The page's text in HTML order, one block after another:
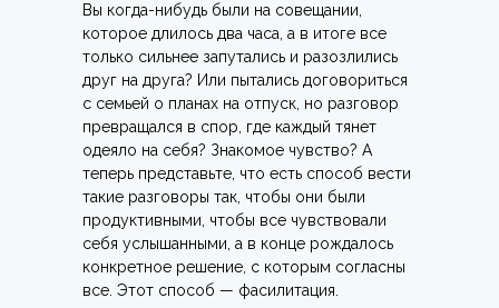
Вы когда-нибудь были на совещании,
которое длилось два часа, а в итоге все
только сильнее запутались и разозлились
друг на друга? Или пытались договориться
с семьей о планах на отпуск, но разговор
превращался в спор, где каждый тянет
одеяло на себя? Знакомое чувство? А
теперь представьте, что есть способ вести
такие разговоры так, чтобы они были
продуктивными, чтобы все чувствовали
себя услышанными, а в конце рождалось
конкретное решение, с которым согласны
все. Этот способ — фасилитация.